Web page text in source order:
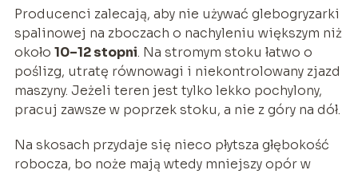
Producenci zalecają, aby nie używać glebogryzarki
spalinowej na zboczach o nachyleniu większym niż
około 10–12 stopni. Na stromym stoku łatwo o
poślizg, utratę równowagi i niekontrolowany zjazd
maszyny. Jeżeli teren jest tylko lekko pochylony,
pracuj zawsze w poprzek stoku, a nie z góry na dół.
Na skosach przydaje się nieco płytsza głębokość
robocza, bo noże mają wtedy mniejszy opór w